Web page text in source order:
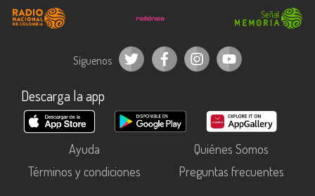
Síguenos
Descarga la app
Ayuda
Quiénes Somos
Términos y condiciones
Preguntas frecuentes